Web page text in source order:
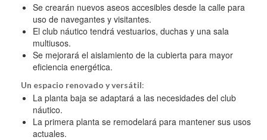
Se crearán nuevos aseos accesibles desde la calle para
uso de navegantes y visitantes.
El club náutico tendrá vestuarios, duchas y una sala
multiusos.
Se mejorará el aislamiento de la cubierta para mayor
eficiencia energética.
Un espacio renovado y versátil:
La planta baja se adaptará a las necesidades del club
náutico.
La primera planta se remodelará para mantener sus usos
actuales.